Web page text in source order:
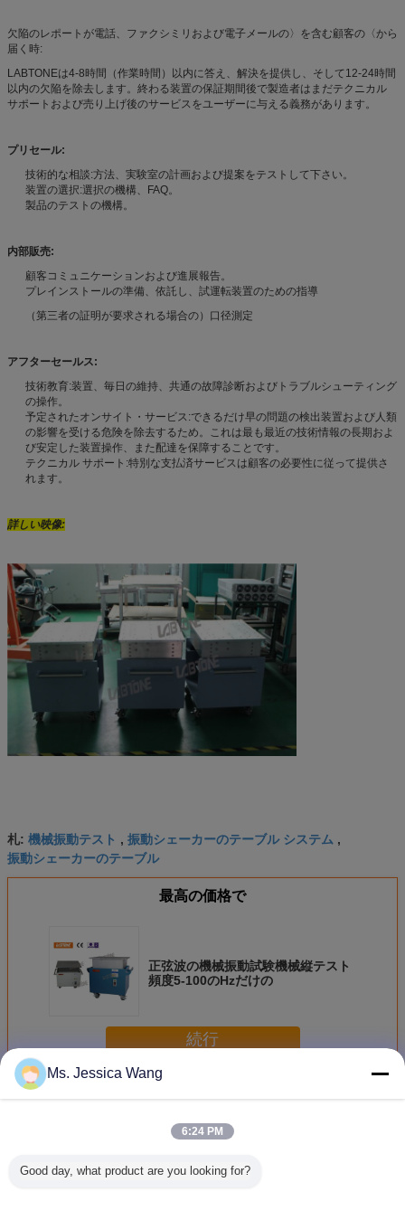
欠陥のレポートが電話、ファクシミリおよび電子メールの〉を含む顧客の〈から
届く時:
LABTONEは4-8時間（作業時間）以内に答え、解決を提供し、そして12-24時間
以内の欠陥を除去します。終わる装置の保証期間後で製造者はまだテクニカル
サポートおよび売り上げ後のサービスをユーザーに与える義務があります。
プリセール:
技術的な相談:方法、実験室の計画および提案をテストして下さい。
装置の選択:選択の機構、FAQ。
製品のテストの機構。
内部販売:
顧客コミュニケーションおよび進展報告。
プレインストールの準備、依託し、試運転装置のための指導
（第三者の証明が要求される場合の）口径測定
アフターセールス:
技術教育:装置、毎日の維持、共通の故障診断およびトラブルシューティング
の操作。
予定されたオンサイト・サービス:できるだけ早の問題の検出装置および人類
の影響を受ける危険を除去するため。これは最も最近の技術情報の長期およ
び安定した装置操作、また配達を保障することです。
テクニカル サポート:特別な支払済サービスは顧客の必要性に従って提供さ
れます。
詳しい映像:
札: 機械振動テスト , 振動シェーカーのテーブル システム ,
振動シェーカーのテーブル
最高の価格で
正弦波の機械振動試験機械縦テスト
頻度5-100のHzだけの
続行
多く機械シェーカーのテーブル
Ms. Jessica Wang
6:24 PM
Good day, what product are you looking for?